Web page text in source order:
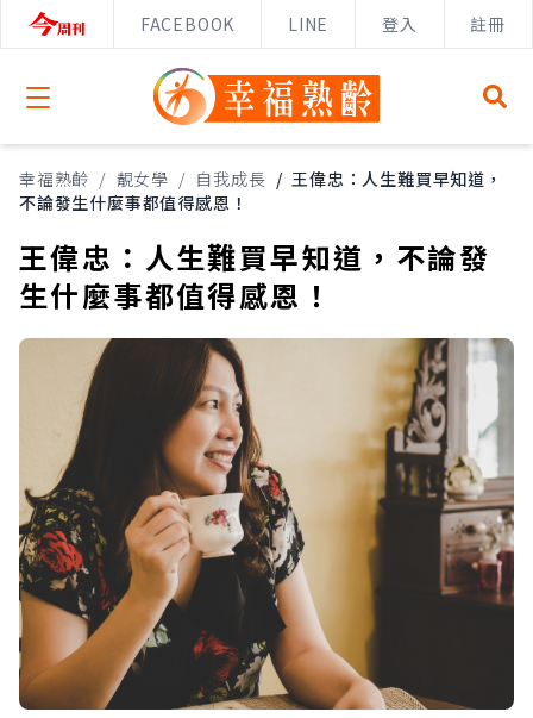
FACEBOOK LINE 登入 註冊
Open menu
幸福熟齡 / 靚女學 / 自我成長 / 王偉忠：人生難買早知道，
不論發生什麼事都值得感恩！
王偉忠：人生難買早知道，不論發
生什麼事都值得感恩！